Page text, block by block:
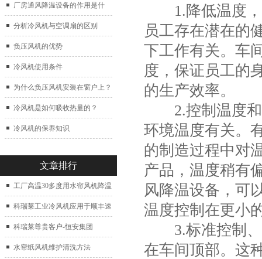
厂房通风降温设备的作用是什
么？
分析冷风机与空调扇的区别
负压风机的优势
冷风机使用条件
为什么负压风机安装在窗户上？
冷风机是如何吸收热量的？
冷风机的保养知识
文章排行
工厂高温30多度用水帘风机降温
科瑞莱工业冷风机应用于顺丰速
运仓库通风降温
科瑞莱尊贵客户-恒安集团
水帘纸风机维护清洗方法
1.降低温度，
员工存在潜在的
下工作有关。车
度，保证员工的
的生产效率。
2.控制温度和
环境温度有关。
的制造过程中对
产品，温度稍有
风降温设备，可
温度控制在更小
3.标准控制、
在车间顶部。这